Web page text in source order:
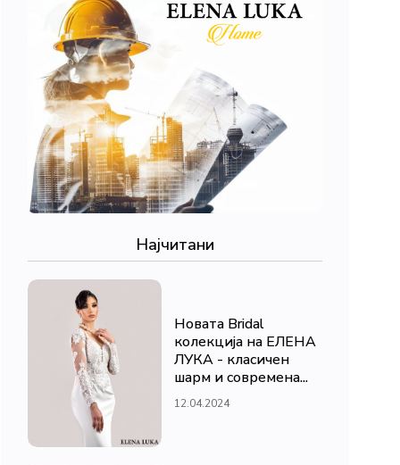
Најчитани
Новата Bridal
колекција на ЕЛЕНА
ЛУКА - класичен
шарм и современа...
12.04.2024